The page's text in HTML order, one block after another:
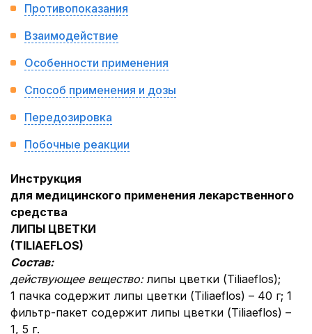
Противопоказания
Взаимодействие
Особенности применения
Способ применения и дозы
Передозировка
Побочные реакции
Инструкция
для медицинского применения лекарственного
средства
ЛИПЫ ЦВЕТКИ
(TILIAEFLOS)
Состав:
действующее вещество:липы цветки (Tiliaeflos);
1 пачка содержит липы цветки (Tiliaeflos) – 40 г; 1
фильтр-пакет содержит липы цветки (Tiliaeflos) –
1, 5 г.